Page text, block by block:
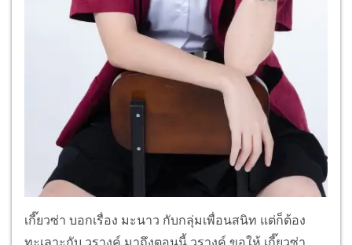
เกี๊ยวซ่า บอกเรื่อง มะนาว กับกลุ่มเพื่อนสนิท แต่ก็ต้อง